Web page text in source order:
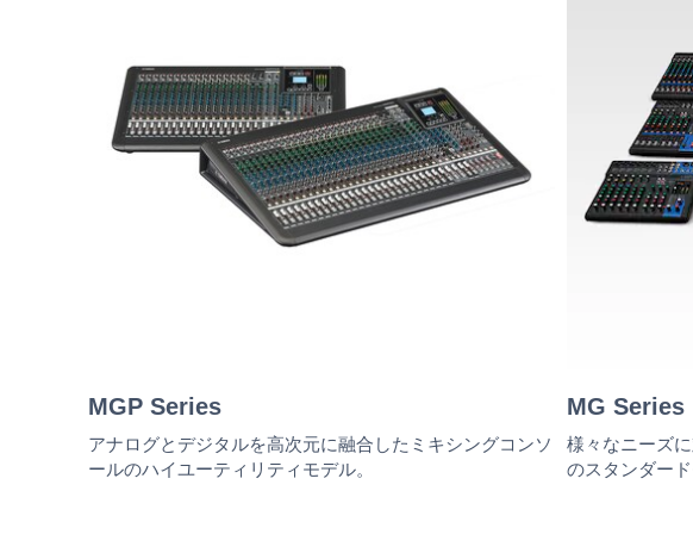
MGP Series
アナログとデジタルを高次元に融合したミキシングコンソ
ールのハイユーティリティモデル。
MG Series
様々なニーズ
のスタンダード